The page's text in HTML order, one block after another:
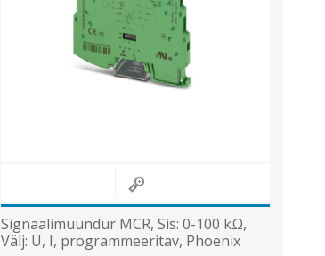
Signaalimuundur MCR, Sis: 0-100 kΩ,
Välj: U, I, programmeeritav, Phoenix